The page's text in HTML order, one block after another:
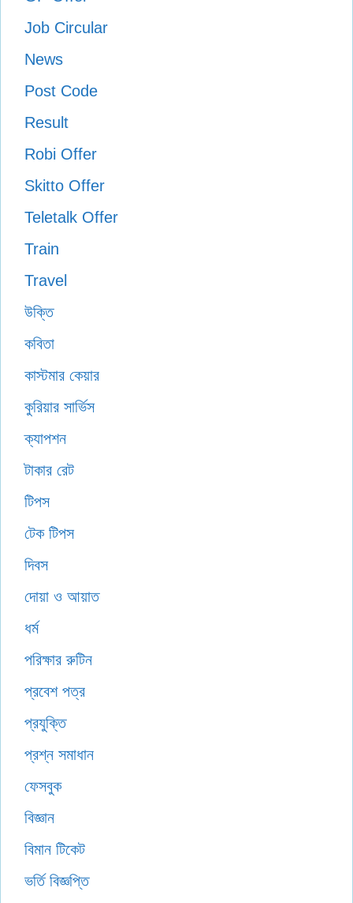
Job Circular
News
Post Code
Result
Robi Offer
Skitto Offer
Teletalk Offer
Train
Travel
উক্তি
কবিতা
কাস্টমার কেয়ার
কুরিয়ার সার্ভিস
ক্যাপশন
টাকার রেট
টিপস
টেক টিপস
দিবস
দোয়া ও আয়াত
ধর্ম
পরিক্ষার রুটিন
প্রবেশ পত্র
প্রযুক্তি
প্রশ্ন সমাধান
ফেসবুক
বিজ্ঞান
বিমান টিকেট
ভর্তি বিজ্ঞপ্তি